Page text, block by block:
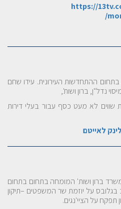
https://
ההתחדשות העירונית. עידו שחם
נדל"ן, ברון ושות',
שווים לא מעט כסף עבור בעלי דירות
לינק לאייטם
ברון ושות' המומחה בתחום בתחום
בגלובס על יוזמת שר המשפטים –תיקון
תפקח על הציי'נגים.